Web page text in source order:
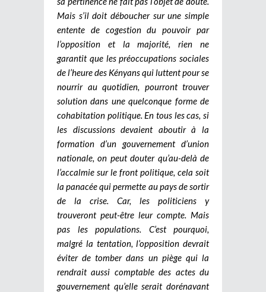
Mais s’il doit déboucher sur une simple
entente de cogestion du pouvoir par
l’opposition et la majorité, rien ne
garantit que les préoccupations sociales
de l’heure des Kényans qui luttent pour se
nourrir au quotidien, pourront trouver
solution dans une quelconque forme de
cohabitation politique. En tous les cas, si
les discussions devaient aboutir à la
formation d’un gouvernement d’union
nationale, on peut douter qu’au-delà de
l’accalmie sur le front politique, cela soit
la panacée qui permette au pays de sortir
de la crise. Car, les politiciens y
trouveront peut-être leur compte. Mais
pas les populations. C’est pourquoi,
malgré la tentation, l’opposition devrait
éviter de tomber dans un piège qui la
rendrait aussi comptable des actes du
gouvernement qu’elle serait dorénavant